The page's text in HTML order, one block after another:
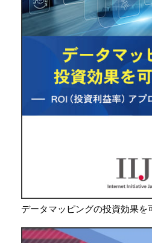
データマッピングの投資効果を